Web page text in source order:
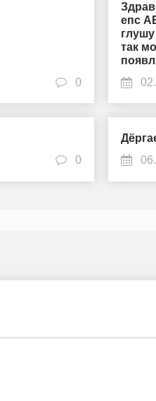
0
епс
так
0